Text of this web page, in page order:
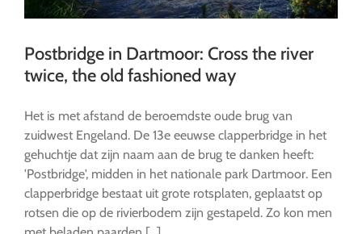
Postbridge in Dartmoor: Cross the river
twice, the old fashioned way
Het is met afstand de beroemdste oude brug van
zuidwest Engeland. De 13e eeuwse clapperbridge in het
gehuchtje dat zijn naam aan de brug te danken heeft:
'Postbridge', midden in het nationale park Dartmoor. Een
clapperbridge bestaat uit grote rotsplaten, geplaatst op
rotsen die op de rivierbodem zijn gestapeld. Zo kon men